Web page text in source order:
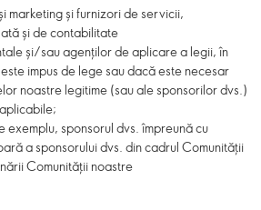
marketing și furnizori de servicii,
și de contabilitate
și/sau agenților de aplicare a legii, în
impus de lege sau dacă este necesar
noastre legitime (sau ale sponsorilor dvs.)
exemplu, sponsorul dvs. împreună cu
a sponsorului dvs. din cadrul Comunității
Comunității noastre